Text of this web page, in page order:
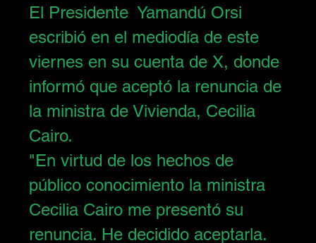
El Presidente Yamandú Orsi
escribió en el mediodía de este
viernes en su cuenta de X, donde
informó que aceptó la renuncia de
la ministra de Vivienda, Cecilia
Cairo.
"En virtud de los hechos de
público conocimiento la ministra
Cecilia Cairo me presentó su
renuncia. He decidido aceptarla.